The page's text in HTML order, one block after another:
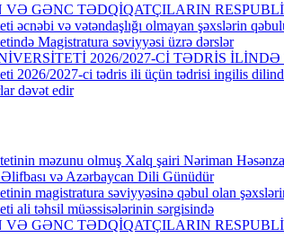
GƏNC TƏDQİQATÇILARIN
əcnəbi və vətəndaşlığı olmayan şəxslərin
Magistratura səviyyəsi üzrə dərslər
2026/2027-Cİ TƏDRİS
2026/2027-ci tədris ili üçün tədrisi ingilis
dəvət edir
məzunu olmuş Xalq şairi Nəriman
və Azərbaycan Dili Günüdür
magistratura səviyyəsinə qəbul olan
ali təhsil müəssisələrinin sərgisində
GƏNC TƏDQİQATÇILARIN